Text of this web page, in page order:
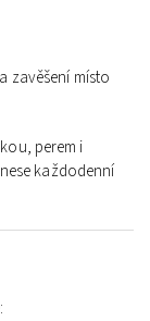
zavěšení místo
perem i
každodenní